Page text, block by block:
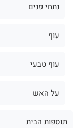
נתחי פנים
עוף
עוף טבעי
על האש
תוספות הבית